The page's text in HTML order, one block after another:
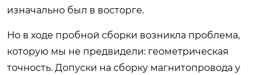
изначально был в восторге.
Но в ходе пробной сборки возникла проблема,
которую мы не предвидели: геометрическая
точность. Допуски на сборку магнитопровода у